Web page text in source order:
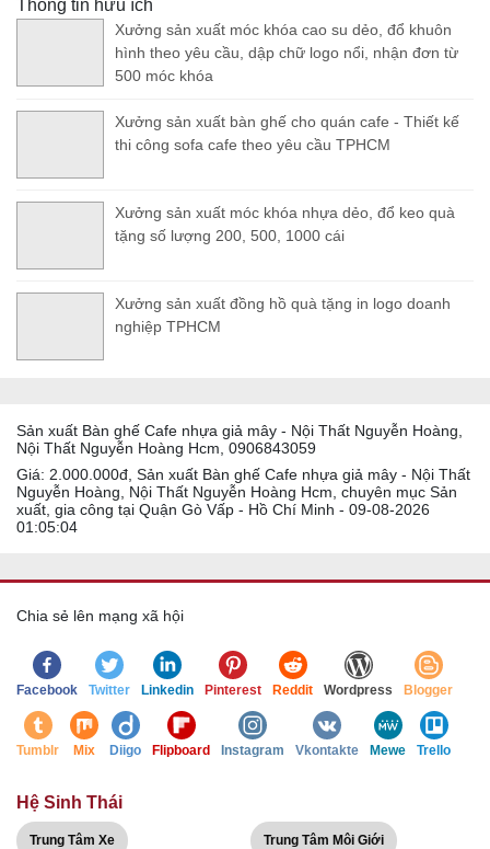
Thông tin hữu ích
Xưởng sản xuất móc khóa cao su dẻo, đổ khuôn
hình theo yêu cầu, dập chữ logo nổi, nhận đơn từ
500 móc khóa
Xưởng sản xuất bàn ghế cho quán cafe - Thiết kế
thi công sofa cafe theo yêu cầu TPHCM
Xưởng sản xuất móc khóa nhựa dẻo, đổ keo quà
tặng số lượng 200, 500, 1000 cái
Xưởng sản xuất đồng hồ quà tặng in logo doanh
nghiệp TPHCM
Sản xuất Bàn ghế Cafe nhựa giả mây - Nội Thất Nguyễn Hoàng,
Nội Thất Nguyễn Hoàng Hcm, 0906843059
Giá: 2.000.000đ, Sản xuất Bàn ghế Cafe nhựa giả mây - Nội Thất
Nguyễn Hoàng, Nội Thất Nguyễn Hoàng Hcm, chuyên mục Sản
xuất, gia công tại Quận Gò Vấp - Hồ Chí Minh - 09-08-2026
01:05:04
Chia sẻ lên mạng xã hội
Facebook Twitter Linkedin Pinterest Reddit Wordpress Blogger
Tumblr Mix Diigo Flipboard Instagram Vkontakte Mewe Trello
Hệ Sinh Thái
Trung Tâm Xe Trung Tâm Môi Giới